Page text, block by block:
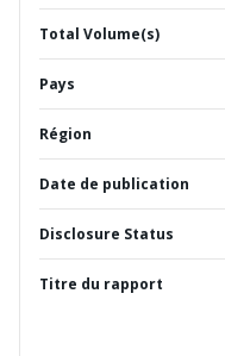
Total Volume(s)
Pays
Région
Date de publication
Disclosure Status
Titre du rapport